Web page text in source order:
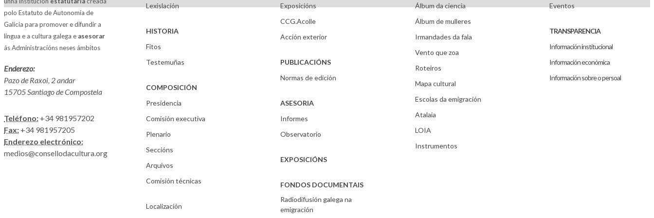
polo Estatuto de Autonomía de
Galicia para promover e difundir a
lingua e a cultura galega e asesorar
ás Administracións neses ámbitos
Enderezo:
Pazo de Raxoi, 2 andar
15705 Santiago de Compostela
Teléfono: +34 981957202
Fax: +34 981957205
Enderezo electrónico:
medios@consellodacultura.org
Lexislación
HISTORIA
Fitos
Testemuñas
COMPOSICIÓN
Presidencia
Comisión executiva
Plenario
Seccións
Arquivos
Comisión técnicas
Localización
Exposicións
CCG.Acolle
Acción exterior
PUBLICACIÓNS
Normas de edición
ASESORIA
Informes
Observatorio
EXPOSICIÓNS
FONDOS DOCUMENTAIS
Radiodifusión galega na
emigración
Álbum da ciencia
Álbum de mulleres
Irmandades da fala
Vento que zoa
Roteiros
Mapa cultural
Escolas da emigración
Atalaia
LOIA
Instrumentos
Eventos
TRANSPARENCIA
Información institucional
Información económica
Información sobre o persoal